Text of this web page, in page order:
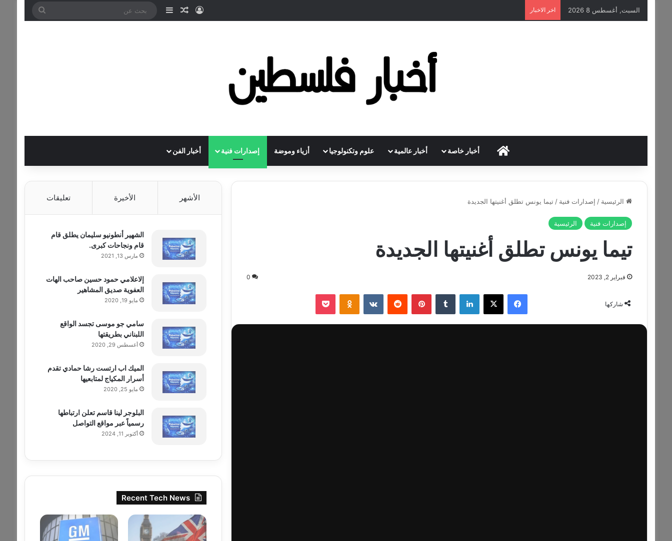
السبت, أغسطس 8 2026 اخر الاخبار تسجيل الدخول
مقال عشوائي
إضافة عمود جانبي
HOMEأخبار خاصة أخبار عالمية علوم وتكنولوجيا أزياء وموضة إصدارات فنية أخبار الفن
الرئيسية / إصدارات فنية / تيما يونس تطلق أغنيتها الجديدة
إصدارات فنية الرئيسية
تيما يونس تطلق أغنيتها الجديدة
فبراير 2, 2023 0
شاركها
فيسبوك ‫X لينكدإن ‏Tumblr بينتيريست ‏Reddit
‏VKontakte
Odnoklassniki
‫Pocket
الأشهر الأخيرة تعليقات
الشهير أنطونيو سليمان يطلق قام
قام ونجاحات كبرى.
مارس 13, 2021
إلاعلامي حمود حسين صاحب الهات
العفوية صديق المشاهير
مايو 19, 2020
سامي جو موسى تجسد الواقع
اللبناني بطريقتها
أغسطس 29, 2020
الميك اب ارتست رشا حمادي تقدم
أسرار المكياج لمتابعيها
مايو 25, 2020
البلوجر لينا قاسم تعلن ارتباطها
رسمياً عبر مواقع التواصل
أكتوبر 11, 2024
Recent Tech News